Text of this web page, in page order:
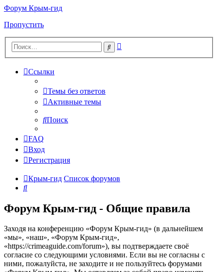
Форум Крым-гид
Пропустить
Поиск
Ссылки
Темы без ответов
Активные темы
Поиск
FAQ
Вход
Регистрация
Крым-гид Список форумов
Поиск
Форум Крым-гид - Общие правила
Заходя на конференцию «Форум Крым-гид» (в дальнейшем
«мы», «наш», «Форум Крым-гид»,
«https://crimeaguide.com/forum»), вы подтверждаете своё
согласие со следующими условиями. Если вы не согласны с
ними, пожалуйста, не заходите и не пользуйтесь форумами